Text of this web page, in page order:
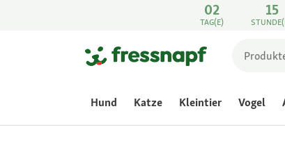
02
TAG(E)
15
Hund Katze Kleintier Vogel